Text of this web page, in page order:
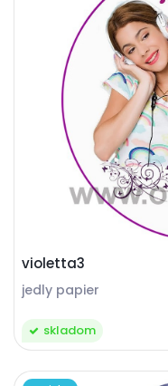
violetta3
jedly papier
skladom